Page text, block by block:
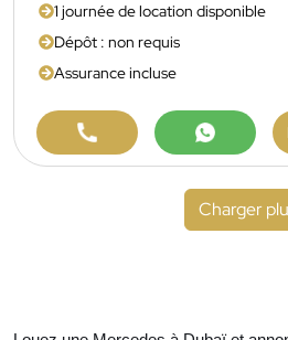
1 journée de location disponible
Dépôt : non requis
Assurance incluse
Charger